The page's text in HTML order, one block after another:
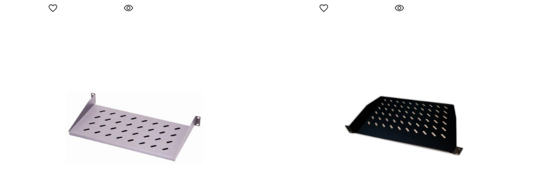
favorite_border visibility favorite_border visibility